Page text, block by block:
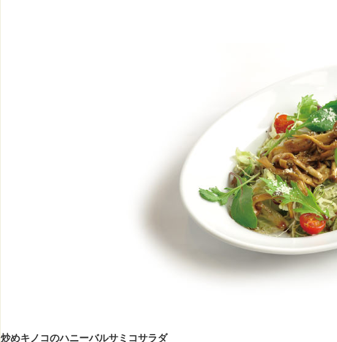
炒めキノコのハニーバルサミコサラダ